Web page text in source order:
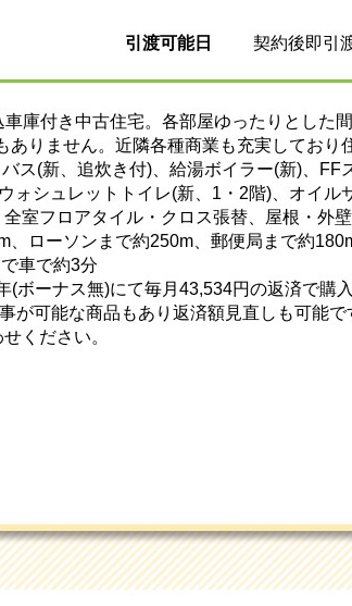
引渡可能日 契約後即引
庫付き中古住宅。各部屋ゆったりとした
ありません。近隣各種商業も充実しており
ス(新、追炊き付)、給湯ボイラー(新)、
ォシュレットトイレ(新、1・2階)、オイ
室フロアタイル・クロス張替、屋根・
ローソンまで約250m、郵便局まで約
車で約3分
(ボーナス無)にて毎月43,534円の返済で購
が可能な商品もあり返済額見直しも可能
ください。